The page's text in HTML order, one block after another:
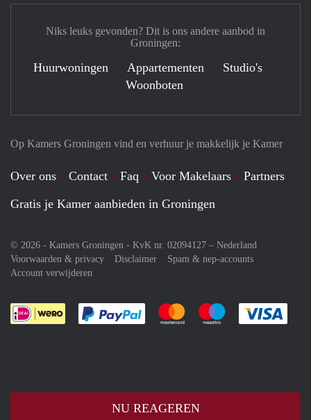
NU REAGEREN
Op Kamers Groningen vind en verhuur je makkelijk je Kamer
Over ons Contact Faq Voor Makelaars
Partners
Gratis je Kamer aanbieden in Groningen
© 2026 - Kamers Groningen - KvK nr. 02094127 – Nederland
Voorwaarden & privacy
Disclaimer
Spam & nep-accounts
Account verwijderen
Je rekent gemakkelijk af met Paypal
Je rekent gemakkelijk af met
Je rekent
Niks leuks gevonden? Dit is ons andere aanbod in
Groningen:
Huurwoningen Appartementen
Studio's
Woonboten